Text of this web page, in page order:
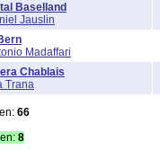
Baselland
Jauslin
Madaffari
Chablais
Trana
66
8